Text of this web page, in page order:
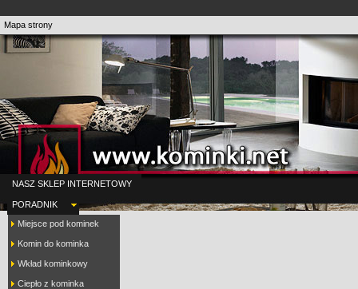
Mapa strony
NASZ SKLEP INTERNETOWY
PORADNIK
Miejsce pod kominek
Komin do kominka
Wkład kominkowy
Ciepło z kominka